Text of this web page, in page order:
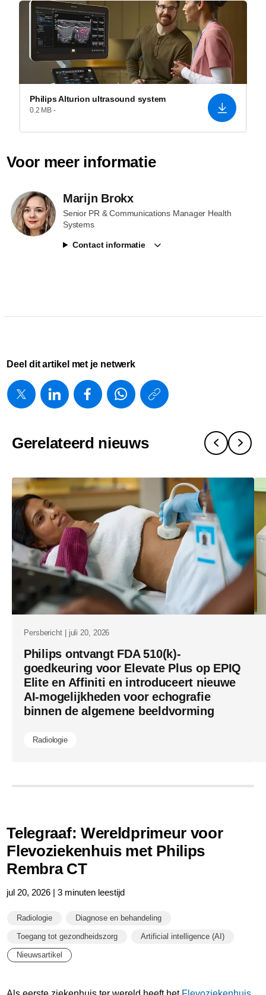
Philips Alturion ultrasound system
0.2 MB -
Voor meer informatie
Marijn Brokx
Senior PR & Communications Manager Health
Systems
Contact informatie
Deel dit artikel met je netwerk
https://
met-
ai-
gestuurde-
workflows-
voor-
klinische-
een-
hoog-
Gerelateerd nieuws
Persbericht | juli 20, 2026
Philips ontvangt FDA 510(k)-
goedkeuring voor Elevate Plus op EPIQ
Elite en Affiniti en introduceert nieuwe
AI-mogelijkheden voor echografie
binnen de algemene beeldvorming
Radiologie
Telegraaf: Wereldprimeur voor
Flevoziekenhuis met Philips
Rembra CT
jul 20, 2026 | 3 minuten leestijd
Radiologie Diagnose en behandeling
Toegang tot gezondheidszorg Artificial intelligence (AI)
Nieuwsartikel